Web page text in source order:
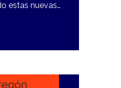
estas nuevas…